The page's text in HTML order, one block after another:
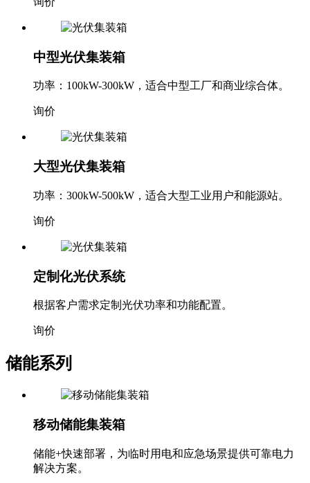
中型光伏集装箱
功率：100kW-300kW，适合中型工厂和商业综合体。
询价
大型光伏集装箱
功率：300kW-500kW，适合大型工业用户和能源站。
询价
定制化光伏系统
根据客户需求定制光伏功率和功能配置。
询价
储能系列
移动储能集装箱
储能+快速部署，为临时用电和应急场景提供可靠电力
解决方案。